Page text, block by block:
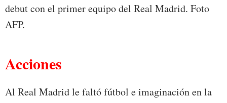
debut con el primer equipo del Real Madrid. Foto
AFP.
Acciones
Al Real Madrid le faltó fútbol e imaginación en la